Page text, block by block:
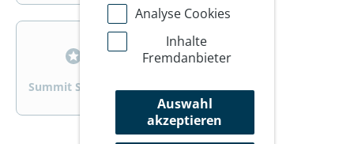
>
Summit Specials Rad
Analyse Cookies
Inhalte
Fremdanbieter
Auswahl
akzeptieren